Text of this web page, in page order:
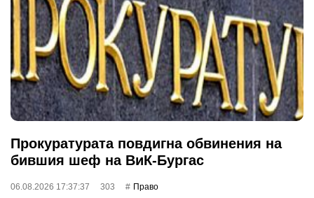
Прокуратурата повдигна обвинения на
бившия шеф на ВиК-Бургас
06.08.2026 17:37:37 303 Право